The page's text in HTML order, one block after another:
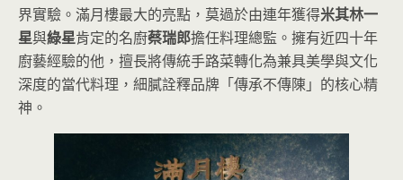
界實驗。滿月樓最大的亮點，莫過於由連年獲得米其林一
星與綠星肯定的名廚蔡瑞郎擔任料理總監。擁有近四十年
廚藝經驗的他，擅長將傳統手路菜轉化為兼具美學與文化
深度的當代料理，細膩詮釋品牌「傳承不傳陳」的核心精
神。